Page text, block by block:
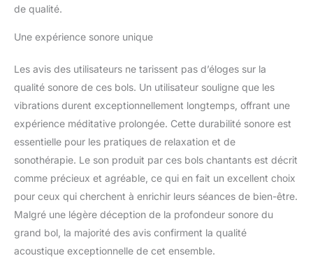
chantants tibétains qui
chantant universel pour
produire des sons
enveloppants, pour les
articulations et le bassin,
2. bol de tête pour la
corps jusqu'au cœur.
Ainsi, vous disposez
toujours du son adapté à
vos applications. Design
noble et intemporel : que
ce soit pour un massage
sonore professionnel en
de qualité.
Une expérience sonore unique
Les avis des utilisateurs ne tarissent pas d’éloges sur la
qualité sonore de ces bols. Un utilisateur souligne que les
vibrations durent exceptionnellement longtemps, offrant une
expérience méditative prolongée. Cette durabilité sonore est
essentielle pour les pratiques de relaxation et de
sonothérapie. Le son produit par ces bols chantants est décrit
comme précieux et agréable, ce qui en fait un excellent choix
pour ceux qui cherchent à enrichir leurs séances de bien-être.
Malgré une légère déception de la profondeur sonore du
grand bol, la majorité des avis confirment la qualité
acoustique exceptionnelle de cet ensemble.